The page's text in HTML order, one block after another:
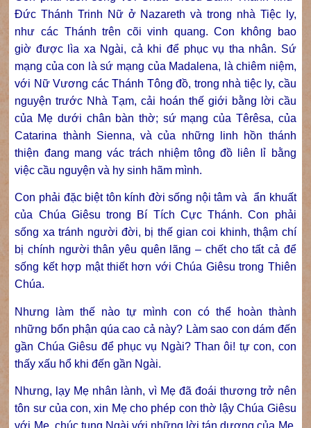
Đức Thánh Trinh Nữ ở Nazareth và trong nhà Tiệc ly,
như các Thánh trên cõi vinh quang. Con không bao
giờ được lìa xa Ngài, cả khi để phục vụ tha nhân. Sứ
mạng của con là sứ mạng của Madalena, là chiêm niệm,
với Nữ Vương các Thánh Tông đồ, trong nhà tiệc ly, cầu
nguyện trước Nhà Tạm, cải hoán thế giới bằng lời cầu
của Mẹ dưới chân bàn thờ; sứ mạng của Têrêsa, của
Catarina thành Sienna, và của những linh hồn thánh
thiện đang mang vác trách nhiệm tông đồ liên lỉ bằng
việc cầu nguyện và hy sinh hãm mình.
Con phải đặc biệt tôn kính đời sống nội tâm và ẩn khuất
của Chúa Giêsu trong Bí Tích Cực Thánh. Con phải
sống xa tránh người đời, bị thế gian coi khinh, thậm chí
bị chính người thân yêu quên lãng – chết cho tất cả để
sống kết hợp mật thiết hơn với Chúa Giêsu trong Thiên
Chúa.
Nhưng làm thế nào tự mình con có thể hoàn thành
những bổn phận qúa cao cả này? Làm sao con dám đến
gần Chúa Giêsu để phục vụ Ngài? Than ôi! tự con, con
thấy xấu hổ khi đến gần Ngài.
Nhưng, lạy Mẹ nhân lành, vì Mẹ đã đoái thương trở nên
tôn sư của con, xin Mẹ cho phép con thờ lậy Chúa Giêsu